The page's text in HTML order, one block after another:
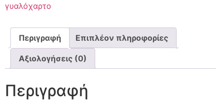
γυαλόχαρτο
Περιγραφή Επιπλέον πληροφορίες
Αξιολογήσεις (0)
Περιγραφή